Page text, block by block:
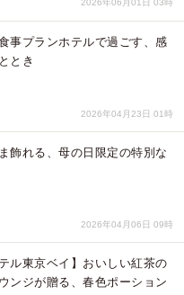
2026年06月01日 03時
事プランホテルで過ごす、感
とき
2026年04月23日 01時
飾れる、母の日限定の特別な
2026年04月06日 09時
ル東京ベイ】おいしい紅茶の
ンジが贈る、春色ポーション